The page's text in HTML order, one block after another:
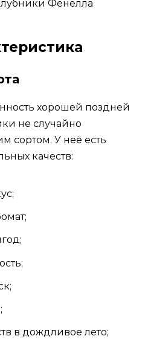
хорошей поздней
не случайно
сортом. У неё есть
качеств:
в дождливое лето;